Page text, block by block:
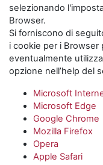
selezionando
Browser.
Si forniscono di
i cookie per i Browser
eventualmente
opzione nell’help del
Microsoft
Microsoft Edge
Google Chrome
Mozilla Firefox
Opera
Apple Safari